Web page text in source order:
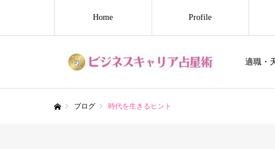
適職・
Home Profile
ブログ 時代を生きるヒント